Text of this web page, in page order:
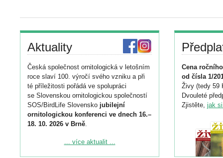
Aktuality
Česká společnost ornitologická v letošním
roce slaví 100. výročí svého vzniku a při
té příležitosti pořádá ve spolupráci
se Slovenskou ornitologickou společností
SOS/BirdLife Slovensko jubilejní
ornitologickou konferenci ve dnech 16.–
18. 10. 2026 v Brně.
Podrobnější informace ke konferenci
... více aktualit ...
Cena
od čísla 1/
Živy (tedy 59
Dvouleté
Zjistěte, jak